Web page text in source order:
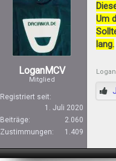
LoganMCV
Mitglied
Registriert seit:
1. Juli 2020
Beiträge:
2.060
Zustimmungen:
1.409
Um
lang.